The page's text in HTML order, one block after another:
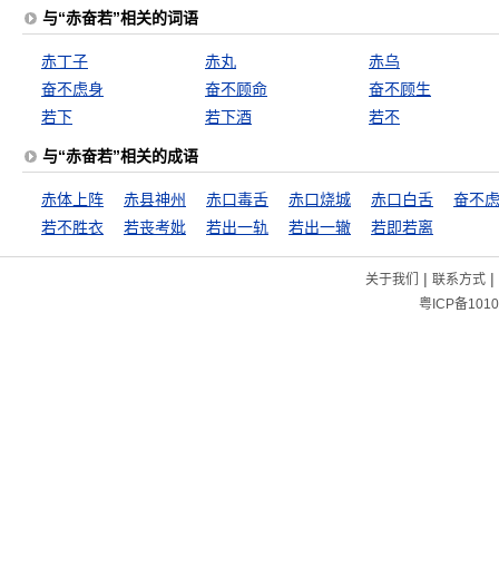
与“赤奋若”相关的词语
赤丁子 赤丸
赤乌
奋不虑身
奋不顾命
奋不顾生
若下
若下酒 若不
与“赤奋若”相关的成语
赤体上阵 赤县神州 赤口毒舌 赤口烧城 赤口白舌
奋不
若不胜衣
若丧考妣 若出一轨 若出一辙 若即若离
关于我们 | 联系方式|
粤ICP备